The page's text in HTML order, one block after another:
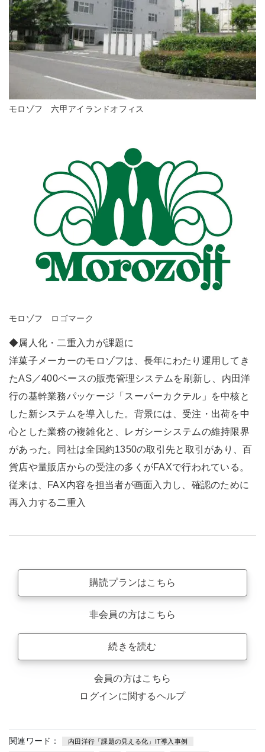
モロゾフ 六甲アイランドオフィス
モロゾフ ロゴマーク
◆属人化・二重入力が課題に
洋菓子メーカーのモロゾフは、長年にわたり運用してき
たAS／400ベースの販売管理システムを刷新し、内田洋
行の基幹業務パッケージ「スーパーカクテル」を中核と
した新システムを導入した。背景には、受注・出荷を中
心とした業務の複雑化と、レガシーシステムの維持限界
があった。同社は全国約1350の取引先と取引があり、百
貨店や量販店からの受注の多くがFAXで行われている。
従来は、FAX内容を担当者が画面入力し、確認のために
再入力する二重入
購読プランはこちら
非会員の方はこちら
続きを読む
会員の方はこちら
ログインに関するヘルプ
関連ワード： 内田洋行「課題の見える化」IT導入事例